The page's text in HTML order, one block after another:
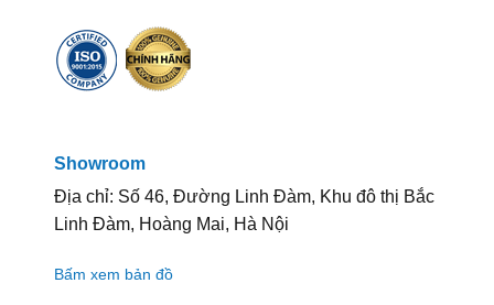
Showroom
Địa chỉ: Số 46, Đường Linh Đàm, Khu đô thị Bắc
Linh Đàm, Hoàng Mai, Hà Nội
Bấm xem bản đồ